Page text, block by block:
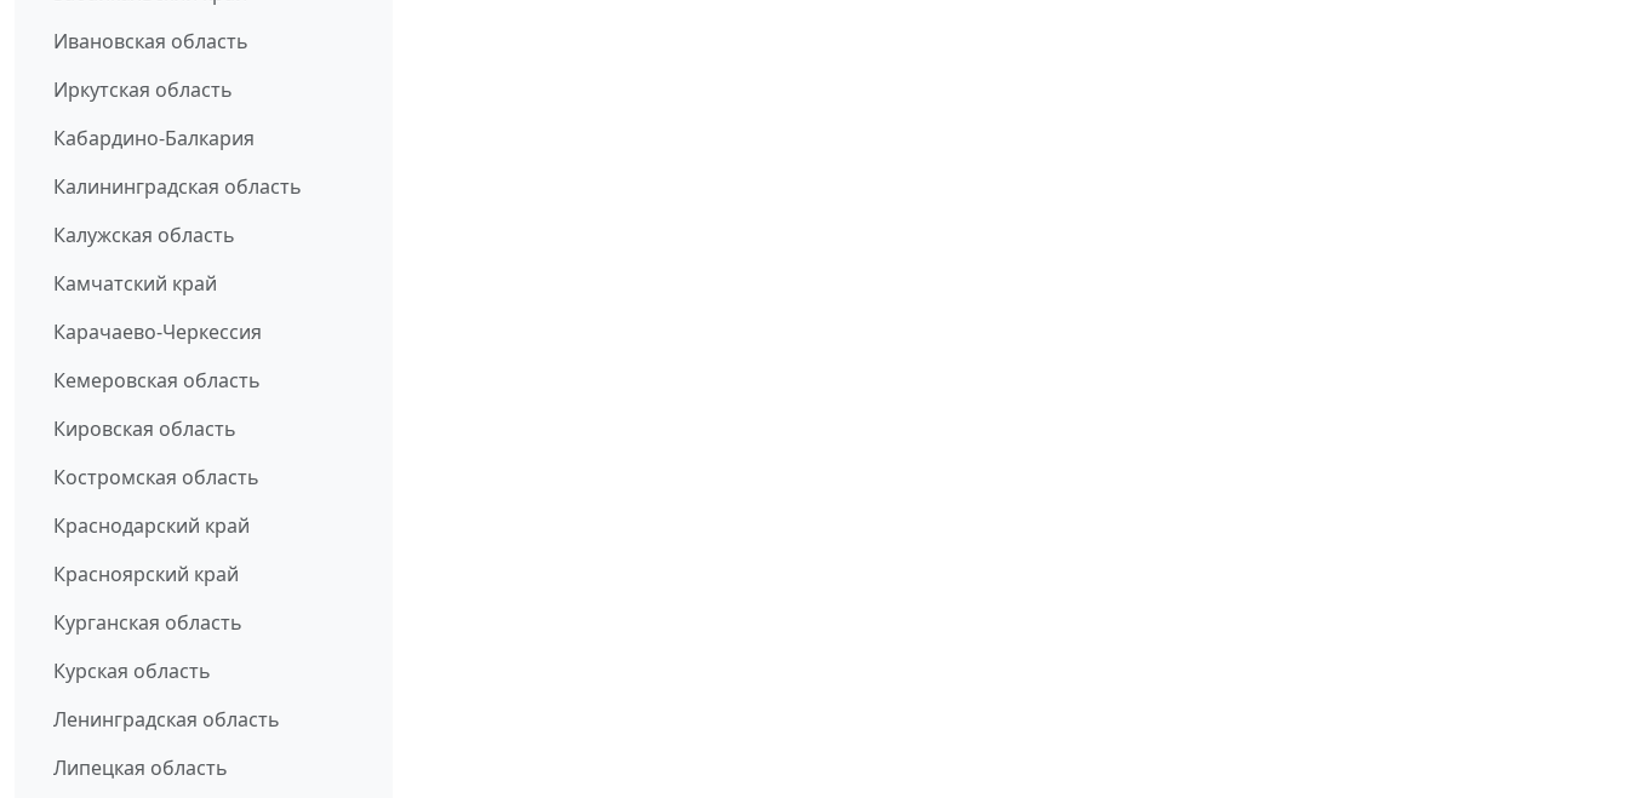
Ивановская область
Иркутская область
Кабардино-Балкария
Калининградская область
Калужская область
Камчатский край
Карачаево-Черкессия
Кемеровская область
Кировская область
Костромская область
Краснодарский край
Красноярский край
Курганская область
Курская область
Ленинградская область
Липецкая область